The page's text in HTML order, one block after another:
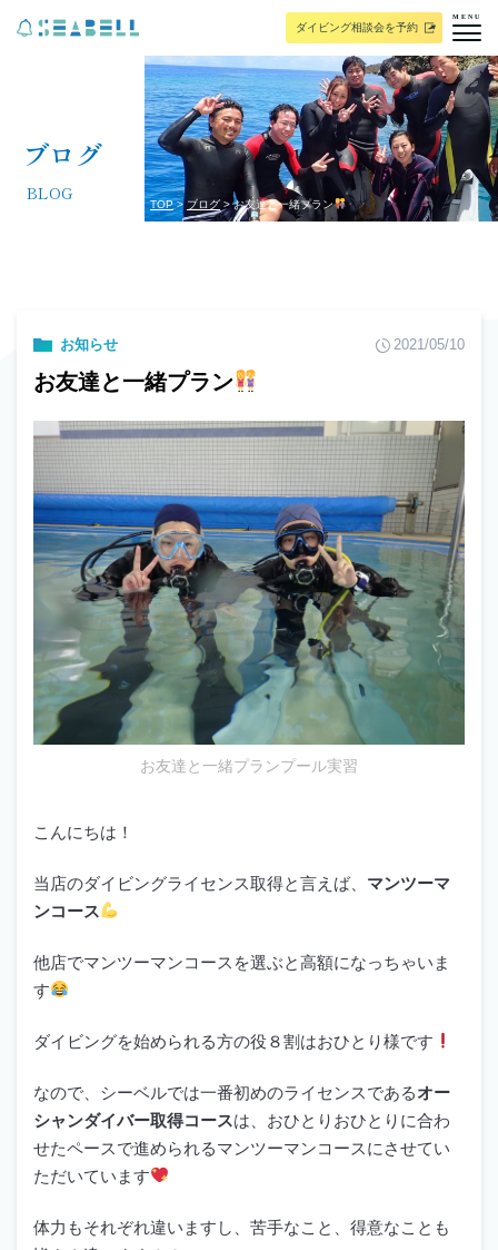
ダイビング相談会を予約
MENU
ブログ
BLOG TOP ブログ お友達と一緒プラン
お知らせ 2021/05/10
お友達と一緒プラン
お友達と一緒プランプール実習
こんにちは！
当店のダイビングライセンス取得と言えば、 マンツーマ
ンコース
他店でマンツーマンコースを選ぶと高額になっちゃいま
す
ダイビングを始められる方の役８割はおひとり様です
なので、シーベルでは一番初めのライセンスであるオー
シャンダイバー取得コースは、おひとりおひとりに合わ
せたペースで進められるマンツーマンコースにさせてい
ただいています
体力もそれぞれ違いますし、苦手なこと、得意なことも